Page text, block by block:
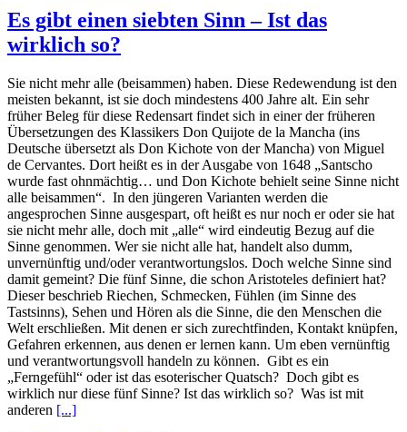
Es gibt einen siebten Sinn – Ist das
wirklich so?
Sie nicht mehr alle (beisammen) haben. Diese Redewendung ist den
meisten bekannt, ist sie doch mindestens 400 Jahre alt. Ein sehr
früher Beleg für diese Redensart findet sich in einer der früheren
Übersetzungen des Klassikers Don Quijote de la Mancha (ins
Deutsche übersetzt als Don Kichote von der Mancha) von Miguel
de Cervantes. Dort heißt es in der Ausgabe von 1648 „Santscho
wurde fast ohnmächtig… und Don Kichote behielt seine Sinne nicht
alle beisammen“. In den jüngeren Varianten werden die
angesprochen Sinne ausgespart, oft heißt es nur noch er oder sie hat
sie nicht mehr alle, doch mit „alle“ wird eindeutig Bezug auf die
Sinne genommen. Wer sie nicht alle hat, handelt also dumm,
unvernünftig und/oder verantwortungslos. Doch welche Sinne sind
damit gemeint? Die fünf Sinne, die schon Aristoteles definiert hat?
Dieser beschrieb Riechen, Schmecken, Fühlen (im Sinne des
Tastsinns), Sehen und Hören als die Sinne, die den Menschen die
Welt erschließen. Mit denen er sich zurechtfinden, Kontakt knüpfen,
Gefahren erkennen, aus denen er lernen kann. Um eben vernünftig
und verantwortungsvoll handeln zu können. Gibt es ein
„Ferngefühl“ oder ist das esoterischer Quatsch? Doch gibt es
wirklich nur diese fünf Sinne? Ist das wirklich so? Was ist mit
anderen [...]